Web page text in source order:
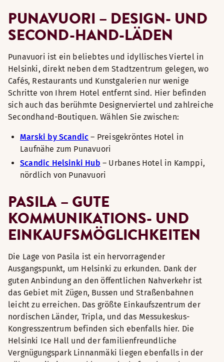
PUNAVUORI – DESIGN- UND
SECOND-HAND-LÄDEN
Punavuori ist ein beliebtes und idyllisches Viertel in
Helsinki, direkt neben dem Stadtzentrum gelegen, wo
Cafés, Restaurants und Kunstgalerien nur wenige
Schritte von Ihrem Hotel entfernt sind. Hier befinden
sich auch das berühmte Designerviertel und zahlreiche
Secondhand-Boutiquen. Wählen Sie zwischen:
Marski by Scandic – Preisgekröntes Hotel in
Laufnähe zum Punavuori
Scandic Helsinki Hub – Urbanes Hotel in Kamppi,
nördlich von Punavuori
PASILA – GUTE
KOMMUNIKATIONS- UND
EINKAUFSMÖGLICHKEITEN
Die Lage von Pasila ist ein hervorragender
Ausgangspunkt, um Helsinki zu erkunden. Dank der
guten Anbindung an den öffentlichen Nahverkehr ist
das Gebiet mit Zügen, Bussen und Straßenbahnen
leicht zu erreichen. Das größte Einkaufszentrum der
nordischen Länder, Tripla, und das Messukeskus-
Kongresszentrum befinden sich ebenfalls hier. Die
Helsinki Ice Hall und der familienfreundliche
Vergnügungspark Linnanmäki liegen ebenfalls in der